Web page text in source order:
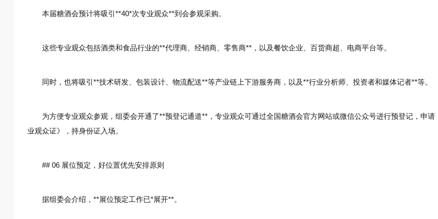
本届糖酒会预计将吸引**40*次专业观众**到会参观采购。
这些专业观众包括酒类和食品行业的**代理商、经销商、零售商**，以及餐饮企业、百货商超、电商平台等。
同时，也将吸引**技术研发、包装设计、物流配送**等产业链上下游服务商，以及**行业分析师、投资者和媒体记者**等。
为方便专业观众参观，组委会开通了**预登记通道**，专业观众可通过全国糖酒会官方网站或微信公众号进行预登记，申请
业观众证》，持身份证入场。
## 06 展位预定，好位置优先安排原则
据组委会介绍，**展位预定工作已*展开**。